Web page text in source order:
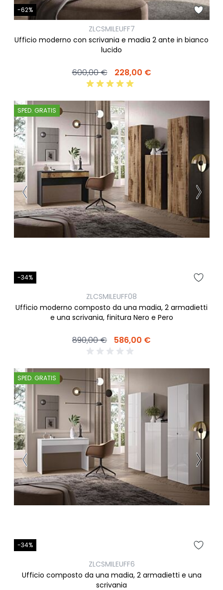
-62%
ZLCSMILEUFF7
Ufficio moderno con scrivania e madia 2 ante in bianco
lucido
600,00 € 228,00 €
SPED. GRATIS
-34%
ZLCSMILEUFF08
Ufficio moderno composto da una madia, 2 armadietti
e una scrivania, finitura Nero e Pero
890,00 € 586,00 €
SPED. GRATIS
-34%
ZLCSMILEUFF6
Ufficio composto da una madia, 2 armadietti e una
scrivania